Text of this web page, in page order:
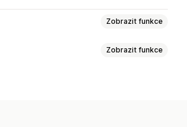
Zobrazit funkce
Zobrazit funkce